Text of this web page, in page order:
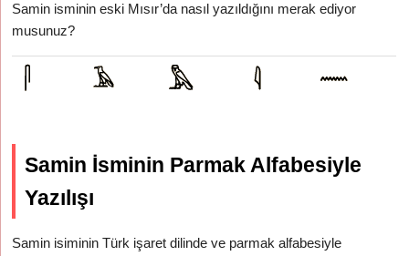
Samin isminin eski Mısır’da nasıl yazıldığını merak ediyor
musunuz?
Samin İsminin Parmak Alfabesiyle
Yazılışı
Samin isiminin Türk işaret dilinde ve parmak alfabesiyle